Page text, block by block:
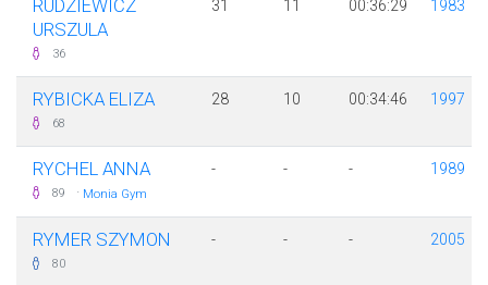
RUDZIEWICZ
URSZULA
36
31 11 00:36:29 1983
RYBICKA ELIZA
68
28 10 00:34:46 1997
RYCHEL ANNA
89 · Monia Gym
- - - 1989
RYMER SZYMON
80
- - - 2005